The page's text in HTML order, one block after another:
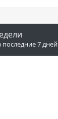
последние 7 дней